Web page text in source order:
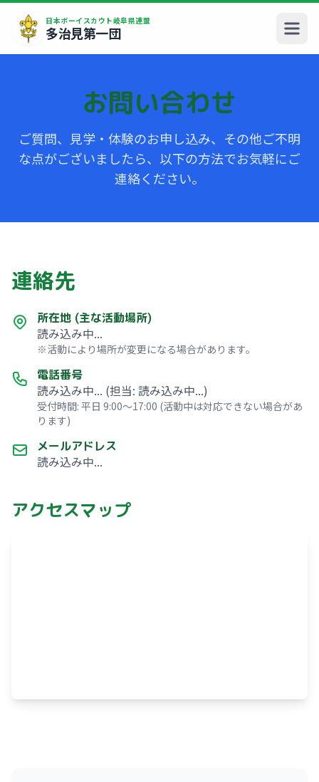
日本ボーイスカウト岐阜県連盟
多治見第一団
お問い合わせ
ご質問、見学・体験のお申し込み、その他ご不明
な点がございましたら、以下の方法でお気軽にご
連絡ください。
連絡先
所在地 (主な活動場所)
読み込み中...
※活動により場所が変更になる場合があります。
電話番号
読み込み中... (担当: 読み込み中...)
受付時間: 平日 9:00～17:00 (活動中は対応できない場合があ
ります)
メールアドレス
読み込み中...
アクセスマップ